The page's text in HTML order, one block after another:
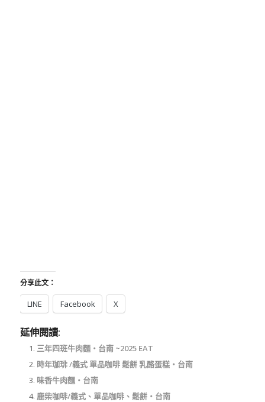
分享此文：
LINE Facebook X
延伸閱讀:
三年四班牛肉麵‧台南 ~2025 EAT
時年珈琲 /義式 單品咖啡 鬆餅 乳酪蛋糕‧台南
味香牛肉麵‧台南
鹿柴咖啡/義式、單品咖啡、鬆餅‧台南